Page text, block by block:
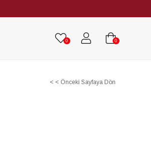
0 0
< < Önceki Sayfaya Dön